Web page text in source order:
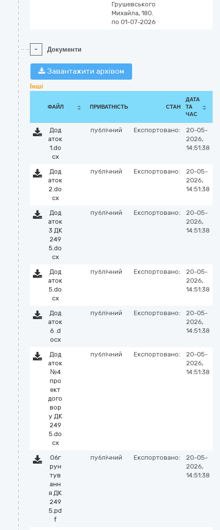
Грушевського
Михайла, 180.
по 01-07-2026
- Документи
Завантажити архівом
Інші
ФАЙЛ ПРИВАТНІСТЬ СТАН
ДАТА
ТА
ЧАС
Дод
аток
1.do
cx
публічний Експортовано:
20-05-
2026,
14:51:38
Дод
аток
2.do
cx
публічний Експортовано:
20-05-
2026,
14:51:38
Дод
аток
3 ДК
249
5.do
cx
публічний Експортовано:
20-05-
2026,
14:51:38
Дод
аток
5.do
cx
публічний Експортовано:
20-05-
2026,
14:51:38
Дод
аток
6 .d
ocx
публічний Експортовано:
20-05-
2026,
14:51:38
Дод
аток
№4
про
ект
дого
вор
у ДК
249
5.do
cx
публічний Експортовано:
20-05-
2026,
14:51:38
Обг
рун
тув
анн
я ДК
249
5.pd
f
публічний Експортовано:
20-05-
2026,
14:51:38